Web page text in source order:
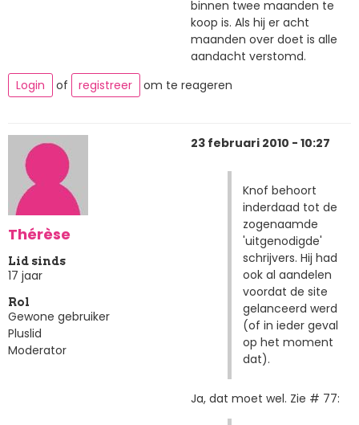
binnen twee maanden te
koop is. Als hij er acht
maanden over doet is alle
aandacht verstomd.
Login
of registreer om te reageren
Thérèse
Lid sinds
17 jaar
Rol
Gewone gebruiker
Pluslid
Moderator
23 februari 2010 - 10:27
Knof behoort
inderdaad tot de
zogenaamde
'uitgenodigde'
schrijvers. Hij had
ook al aandelen
voordat de site
gelanceerd werd
(of in ieder geval
op het moment
dat).
Ja, dat moet wel. Zie # 77: